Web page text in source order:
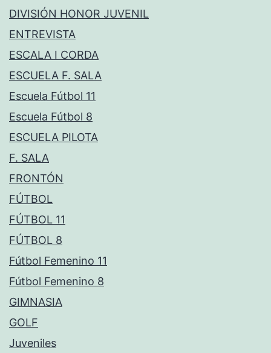
DIVISIÓN HONOR JUVENIL
ENTREVISTA
ESCALA I CORDA
ESCUELA F. SALA
Escuela Fútbol 11
Escuela Fútbol 8
ESCUELA PILOTA
F. SALA
FRONTÓN
FÚTBOL
FÚTBOL 11
FÚTBOL 8
Fútbol Femenino 11
Fútbol Femenino 8
GIMNASIA
GOLF
Juveniles